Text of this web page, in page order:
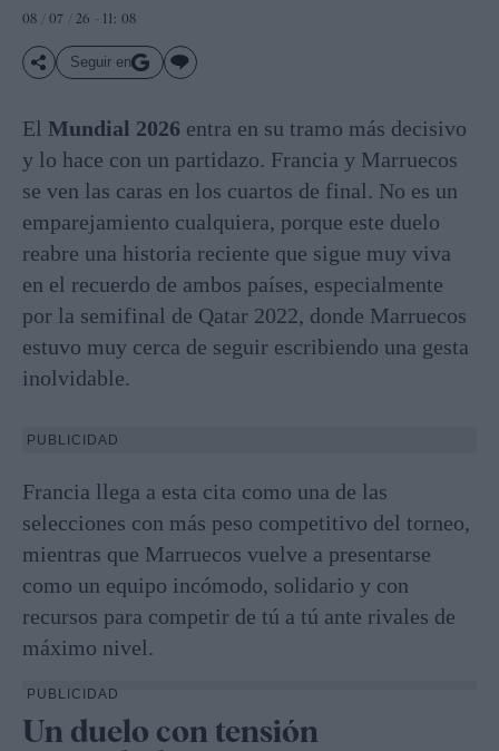
08 / 07 / 26 - 11: 08
Seguir en
El Mundial 2026 entra en su tramo más decisivo
y lo hace con un partidazo. Francia y Marruecos
se ven las caras en los cuartos de final. No es un
emparejamiento cualquiera, porque este duelo
reabre una historia reciente que sigue muy viva
en el recuerdo de ambos países, especialmente
por la semifinal de Qatar 2022, donde Marruecos
estuvo muy cerca de seguir escribiendo una gesta
inolvidable.
PUBLICIDAD
Francia llega a esta cita como una de las
selecciones con más peso competitivo del torneo,
mientras que Marruecos vuelve a presentarse
como un equipo incómodo, solidario y con
recursos para competir de tú a tú ante rivales de
máximo nivel.
PUBLICIDAD
Un duelo con tensión